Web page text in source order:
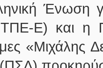
Ένωση
ΤΠΕ-Ε) και η
«Μιχάλης